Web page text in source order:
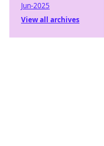
Jun-2025
View all archives